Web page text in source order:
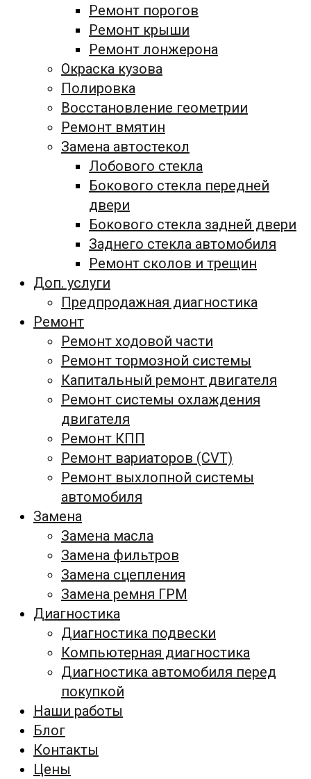
Ремонт порогов
Ремонт крыши
Ремонт лонжерона
Окраска кузова
Полировка
Восстановление геометрии
Ремонт вмятин
Замена автостекол
Лобового стекла
Бокового стекла передней
двери
Бокового стекла задней двери
Заднего стекла автомобиля
Ремонт сколов и трещин
Доп. услуги
Предпродажная диагностика
Ремонт
Ремонт ходовой части
Ремонт тормозной системы
Капитальный ремонт двигателя
Ремонт системы охлаждения
двигателя
Ремонт КПП
Ремонт вариаторов (CVT)
Ремонт выхлопной системы
автомобиля
Замена
Замена масла
Замена фильтров
Замена сцепления
Замена ремня ГРМ
Диагностика
Диагностика подвески
Компьютерная диагностика
Диагностика автомобиля перед
покупкой
Наши работы
Блог
Контакты
Цены